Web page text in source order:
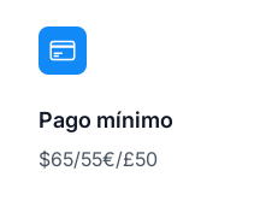
Pago mínimo
$65/55€/£50